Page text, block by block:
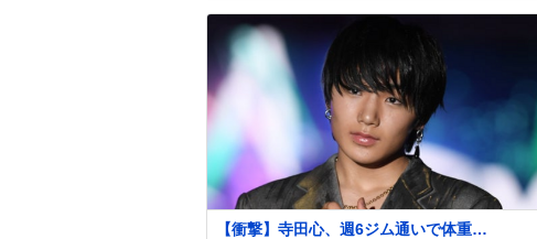
左膝を骨折し、手術・入院となりました。
数
ス
ト
ね
数
【衝撃】寺田心、週6ジム通いで体重